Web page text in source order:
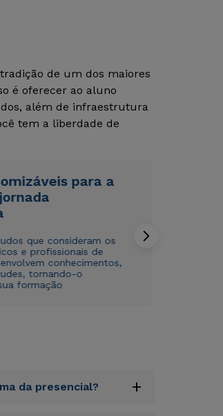
de um dos maiores
é oferecer ao aluno
além de infraestrutura
tem a liberdade de
para a
que consideram os
e profissionais de
conhecimentos,
tornando-o
formação
da presencial? +
e fácil
com aPolítica de Privacidade.
meus dados sejam utilizados para o
da Cruzeiro do Sul.
e fácil
com aPolítica de Privacidade.
meus dados sejam utilizados para o
da Cruzeiro do Sul.